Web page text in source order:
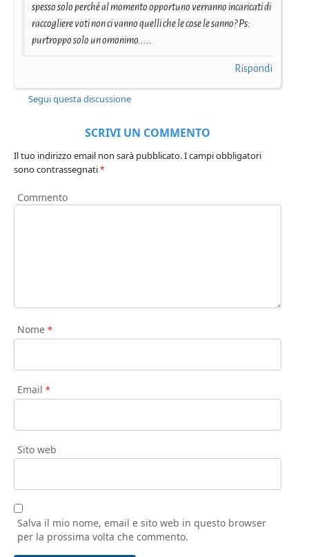
spesso solo perché al momento opportuno verranno incaricati di
raccogliere voti non ci vanno quelli che le cose le sanno? Ps:
purtroppo solo un omonimo.....
Rispondi
Segui questa discussione
SCRIVI UN COMMENTO
Il tuo indirizzo email non sarà pubblicato.I campi obbligatori
sono contrassegnati*
Commento
Nome *
Email *
Sito web
Salva il mio nome, email e sito web in questo browser
per la prossima volta che commento.